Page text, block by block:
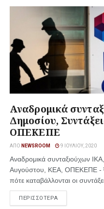
Αναδρομικά
Δημοσίου,
ΟΠΕΚΕΠΕ
ΑΠΌ NEWSROOM 9 ΙΟΥΛΊΟΥ, 2020
Αναδρομικά συνταξιούχων
Αυγούστου, ΚΕΑ, ΟΠΕΚΕΠΕ -
πότε καταβάλλονται οι
ΠΕΡΙΣΣΟΤΕΡΑ